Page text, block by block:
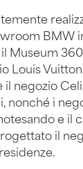
BMW
Museum
Louis
il negozio
nonché i
e il
il